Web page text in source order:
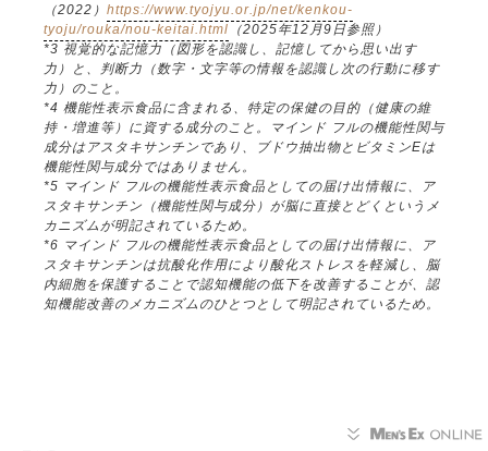
（2022） https://www.tyojyu.or.jp/net/kenkou-
tyoju/rouka/nou-keitai.html （2025年12月9日参照）
*3 視覚的な記憶力（図形を認識し、記憶してから思い出す
力）と、判断力（数字・文字等の情報を認識し次の行動に移す
力）のこと。
*4 機能性表示食品に含まれる、特定の保健の目的（健康の維
持・増進等）に資する成分のこと。マインド フルの機能性関与
成分はアスタキサンチンであり、ブドウ抽出物とビタミンEは
機能性関与成分ではありません。
*5 マインド フルの機能性表示食品としての届け出情報に、ア
スタキサンチン（機能性関与成分）が脳に直接とどくというメ
カニズムが明記されているため。
*6 マインド フルの機能性表示食品としての届け出情報に、ア
スタキサンチンは抗酸化作用により酸化ストレスを軽減し、脳
内細胞を保護することで認知機能の低下を改善することが、認
知機能改善のメカニズムのひとつとして明記されているため。